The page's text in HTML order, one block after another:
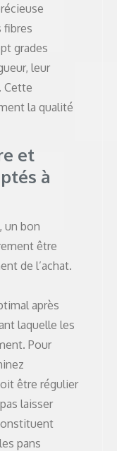
fibres
grades
leur
Cette
la qualité
et
à
un bon
être
de l’achat.
après
laquelle les
Pour
être régulier
laisser
pans